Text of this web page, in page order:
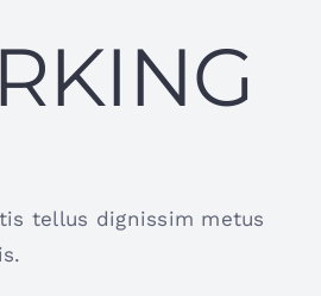
tellus dignissim metus